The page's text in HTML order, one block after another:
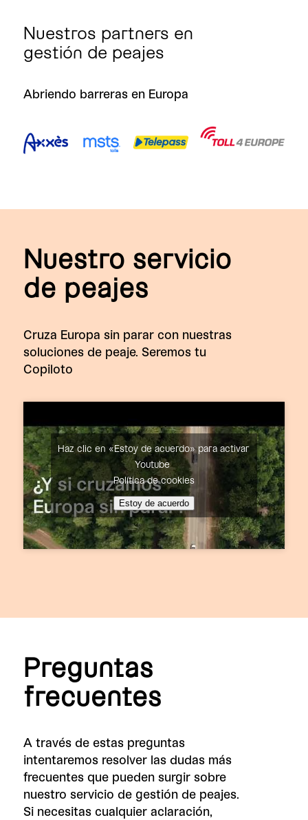
Nuestros partners en
gestión de peajes
Abriendo barreras en Europa
Nuestro servicio
de peajes
Cruza Europa sin parar con nuestras
soluciones de peaje. Seremos tu
Copiloto
Haz clic en «Estoy de acuerdo» para activar
Youtube
Política de cookies
Estoy de acuerdo
Preguntas
frecuentes
A través de estas preguntas
intentaremos resolver las dudas más
frecuentes que pueden surgir sobre
nuestro servicio de gestión de peajes.
Si necesitas cualquier aclaración,